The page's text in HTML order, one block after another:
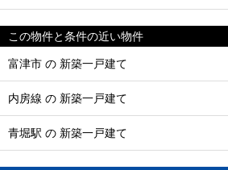
この物件と条件の近い物件
富津市 の 新築一戸建て
内房線 の 新築一戸建て
青堀駅 の 新築一戸建て